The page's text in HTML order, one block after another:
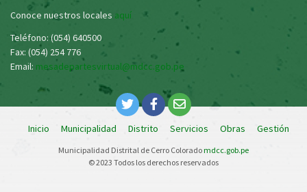
Conoce nuestros locales aquí
Teléfono: (054) 640500
Fax: (054) 254 776
Email: mesadepartesvirtual@mdcc.gob.pe
Inicio Municipalidad Distrito Servicios Obras Gestión
Municipalidad Distrital de Cerro Coloradomdcc.gob.pe
© 2023 Todos los derechos reservados